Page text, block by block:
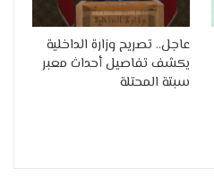
عاجل.. تصريح وزارة الداخلية
يكشف تفاصيل أحداث معبر
سبتة المحتلة